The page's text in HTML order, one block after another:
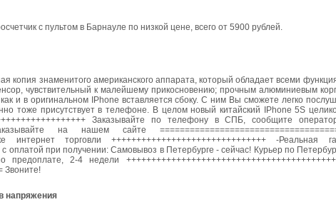
с пультом в Барнауле по низкой цене, всего от 5900 рублей.
копия знаменитого американского аппарата, который обладает всеми
чувствительный к малейшему прикосновению; прочным алюминиевым
и в оригинальном IPhone вставляется сбоку. С ним Вы сможете легко
тоже присутствует в телефоне. В целом новый китайский IPhone 5S
Заказывайте по телефону в СПБ, сообщите
Заказывайте на нашем сайте
интернет торговли +++++++++++++++++++++++++++++++ -
оплатой при получении: Самовывоз в Петербурге - сейчас! Курьер по
2-4 недели
Звоните!
напряжения